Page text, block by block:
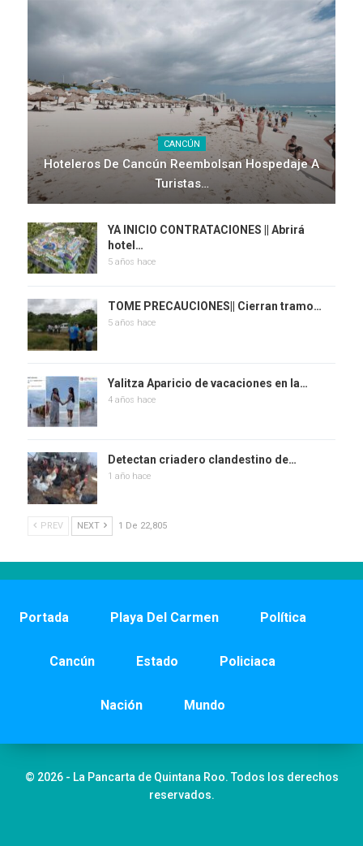
CANCÚN
Hoteleros De Cancún Reembolsan Hospedaje A
Turistas…
YA INICIO CONTRATACIONES || Abrirá
hotel…
5 años hace
TOME PRECAUCIONES|| Cierran tramo…
5 años hace
Yalitza Aparicio de vacaciones en la…
4 años hace
Detectan criadero clandestino de…
1 año hace
PREV NEXT 1 De 22,805
Portada Playa Del Carmen Política
Cancún Estado Policiaca
Nación Mundo
© 2026 - La Pancarta de Quintana Roo. Todos los derechos
reservados.